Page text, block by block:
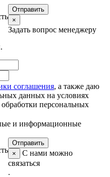
×
Задать вопрос менеджеру
соглашения, а также даю
данных на условиях
обработки персональных
и информационные
×
С нами можно
связаться
.